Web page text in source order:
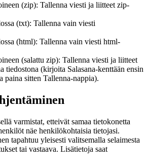
(zip): Tallenna viesti ja liitteet zip-
(txt): Tallenna vain viesti
(html): Tallenna vain viesti html-
(salattu zip): Tallenna viesti ja liitteet
tiedostona (kirjoita Salasana-kenttään ensin
paina sitten Tallenna-nappia).
varmistat, etteivät samaa tietokonetta
näe henkilökohtaisia tietojasi.
tapahtuu yleisesti valitsemalla selaimesta
tai vastaava. Lisätietoja saat